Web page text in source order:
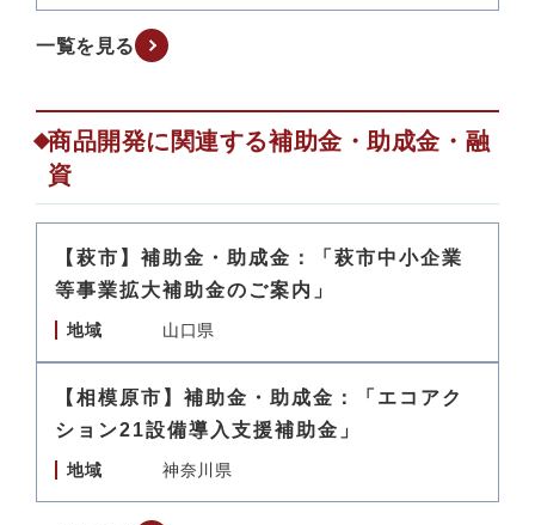
一覧を見る
商品開発に関連する補助金・助成金・融
資
【萩市】補助金・助成金：「萩市中小企業
等事業拡大補助金のご案内」
地域 山口県
【相模原市】補助金・助成金：「エコアク
ション21設備導入支援補助金」
地域 神奈川県